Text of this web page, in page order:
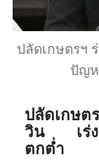
ปลัดเกษตรฯ
ปัญห
ปลัดเกษต
วิน เร่งส
ตกต่ำ